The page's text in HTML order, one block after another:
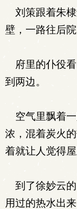
刘策跟着朱棣
壁，一路往后院
府里的仆役看
到两边。
空气里飘着一
浓，混着炭火
着就让人觉得
到了徐妙云的
用过的热水出